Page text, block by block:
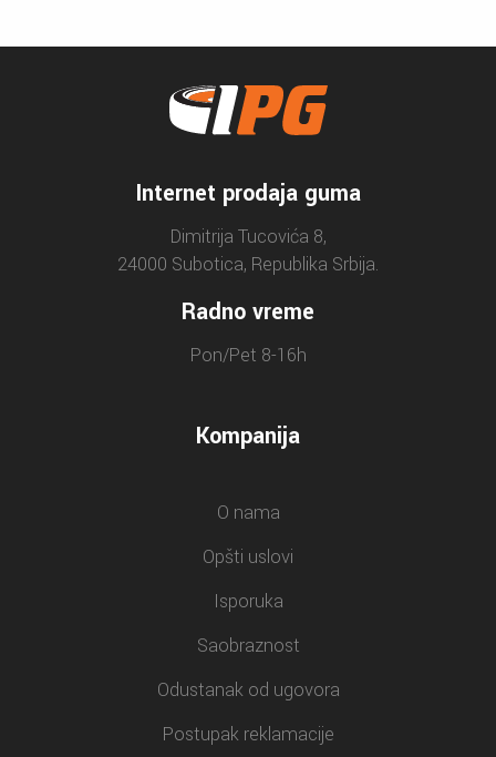
Internet prodaja guma
Dimitrija Tucovića 8,
24000 Subotica, Republika Srbija.
Radno vreme
Pon/Pet 8-16h
Kompanija
O nama
Opšti uslovi
Isporuka
Saobraznost
Odustanak od ugovora
Postupak reklamacije